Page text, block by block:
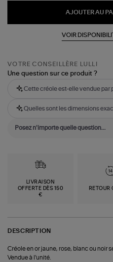
AJOUTER AU
VOIR
VOTRE CONSEILLÈRE LULLI
Une question sur ce produit ?
Cette créole est-elle vendue par
Quelles sont les dimensions
LIVRAISON
OFFERTE DÈS 150
€
RETOUR
DESCRIPTION
Créole en or jaune, rose, blanc ou noir
Vendue à l'unité.